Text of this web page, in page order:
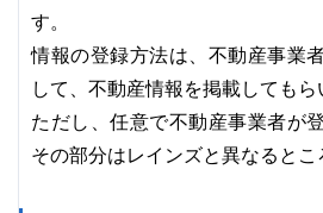
す。
情報の登録方法は、不動産事業
して、不動産情報を掲載してもら
ただし、任意で不動産事業者が
その部分はレインズと異なるとこ